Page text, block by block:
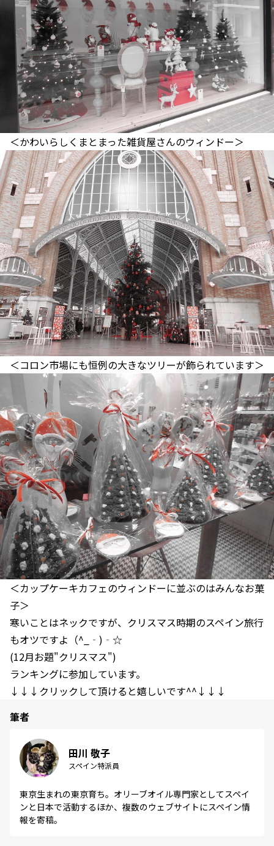
＜かわいらしくまとまった雑貨屋さんのウィンドー＞
＜コロン市場にも恒例の大きなツリーが飾られています＞
＜カップケーキカフェのウィンドーに並ぶのはみんなお菓
子＞
寒いことはネックですが、クリスマス時期のスペイン旅行
もオツですよ（^_‐)‐☆
(12月お題"クリスマス")
ランキングに参加しています。
↓↓↓クリックして頂けると嬉しいです^^↓↓↓
筆者
田川 敬子
スペイン特派員
東京生まれの東京育ち。オリーブオイル専門家としてスペイ
ンと日本で活動するほか、複数のウェブサイトにスペイン情
報を寄稿。